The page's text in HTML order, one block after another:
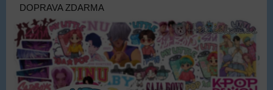
DOPRAVA ZDARMA